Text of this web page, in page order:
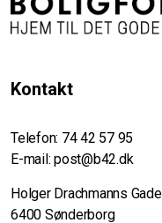
Kontakt
Telefon: 74 42 57 95
E-mail: post@b42.dk
Holger Drachmanns
6400 Sønderborg